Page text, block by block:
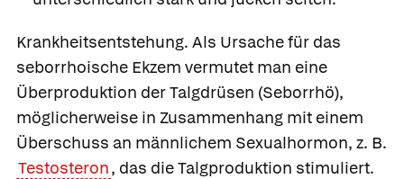
Krankheitsentstehung. Als Ursache für das
seborrhoische Ekzem vermutet man eine
Überproduktion der Talgdrüsen (Seborrhö),
möglicherweise in Zusammenhang mit einem
Überschuss an männlichem Sexualhormon, z. B.
Testosteron, das die Talgproduktion stimuliert.